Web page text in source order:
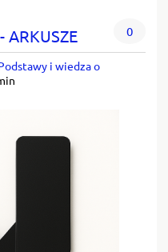
ARKUSZE 0
i wiedza o